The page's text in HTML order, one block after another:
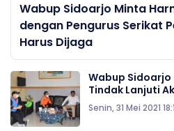
Wabup Sidoarjo Minta
dengan Pengurus Serikat
Harus Dijaga
Wabup Sidoarjo
Tindak Lanjuti
Senin, 31 Mei 2021